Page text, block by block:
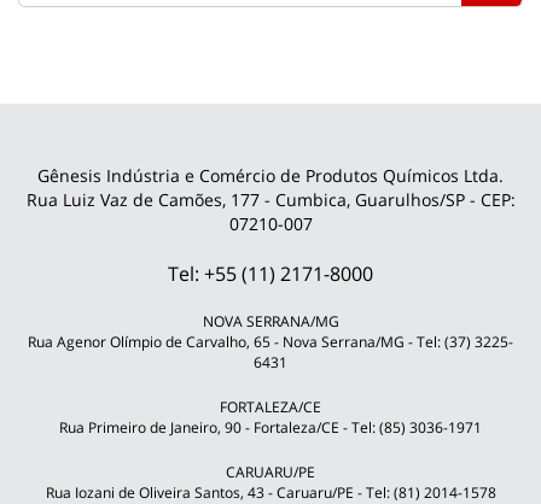
Gênesis Indústria e Comércio de Produtos Químicos Ltda.
Rua Luiz Vaz de Camões, 177 - Cumbica, Guarulhos/SP - CEP:
07210-007
Tel: +55 (11) 2171-8000
NOVA SERRANA/MG
Rua Agenor Olímpio de Carvalho, 65 - Nova Serrana/MG - Tel: (37) 3225-
6431
FORTALEZA/CE
Rua Primeiro de Janeiro, 90 - Fortaleza/CE - Tel: (85) 3036-1971
CARUARU/PE
Rua Iozani de Oliveira Santos, 43 - Caruaru/PE - Tel: (81) 2014-1578